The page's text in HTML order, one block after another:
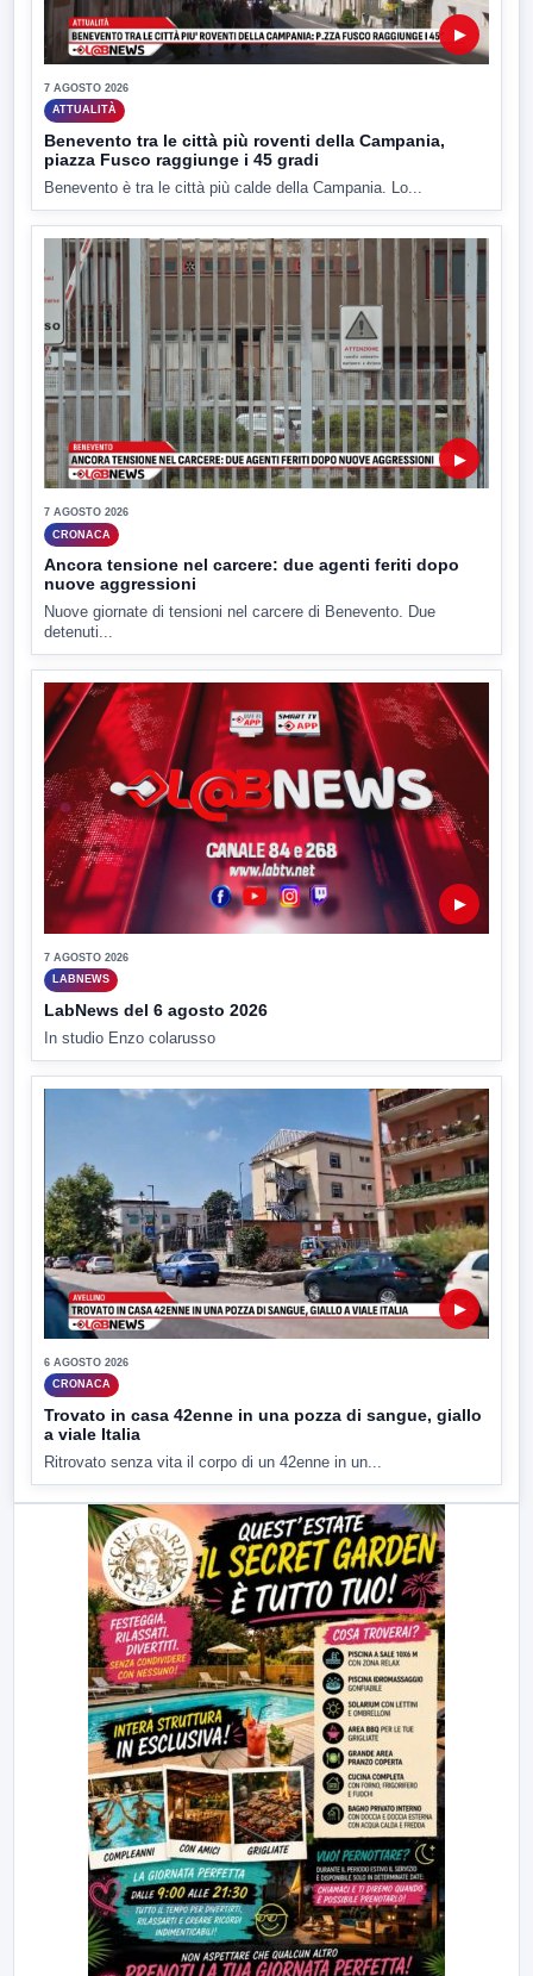
▶
7 AGOSTO 2026
ATTUALITÀ
Benevento tra le città più roventi della Campania,
piazza Fusco raggiunge i 45 gradi
Benevento è tra le città più calde della Campania. Lo...
▶
7 AGOSTO 2026
CRONACA
Ancora tensione nel carcere: due agenti feriti dopo
nuove aggressioni
Nuove giornate di tensioni nel carcere di Benevento. Due
detenuti...
▶
7 AGOSTO 2026
LABNEWS
LabNews del 6 agosto 2026
In studio Enzo colarusso
▶
6 AGOSTO 2026
CRONACA
Trovato in casa 42enne in una pozza di sangue, giallo
a viale Italia
Ritrovato senza vita il corpo di un 42enne in un...